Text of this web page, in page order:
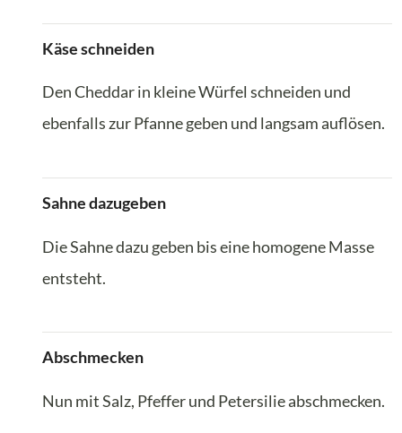
Käse schneiden
Den Cheddar in kleine Würfel schneiden und
ebenfalls zur Pfanne geben und langsam auflösen.
Sahne dazugeben
Die Sahne dazu geben bis eine homogene Masse
entsteht.
Abschmecken
Nun mit Salz, Pfeffer und Petersilie abschmecken.